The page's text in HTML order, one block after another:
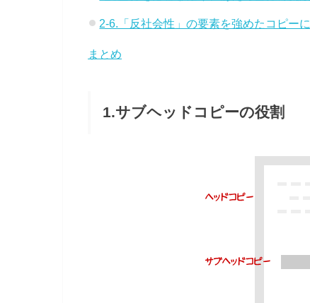
2-6.「反社会性」の要素を強めたコピー
まとめ
1.サブヘッドコピーの役割